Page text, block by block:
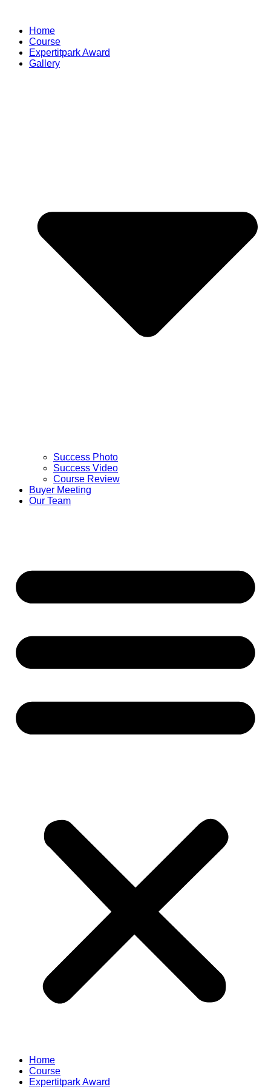
contentHome
Course
Expertitpark Award
Gallery
Success Photo
Success Video
Course Review
Buyer Meeting
Our Team
Home
Course
Expertitpark Award